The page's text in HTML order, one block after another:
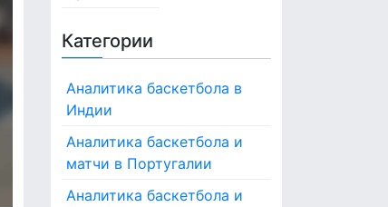
Категории
Аналитика баскетбола в
Индии
Аналитика баскетбола и
матчи в Португалии
Аналитика баскетбола и